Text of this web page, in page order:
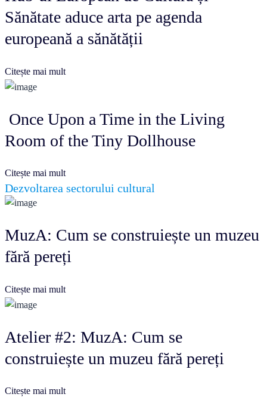
Sănătate aduce arta pe agenda
europeană a sănătății
Citește mai mult
Once Upon a Time in the Living
Room of the Tiny Dollhouse
Citește mai mult
Dezvoltarea sectorului cultural
MuzA: Cum se construiește un muzeu
fără pereți
Citește mai mult
Atelier #2: MuzA: Cum se
construiește un muzeu fără pereți
Citește mai mult